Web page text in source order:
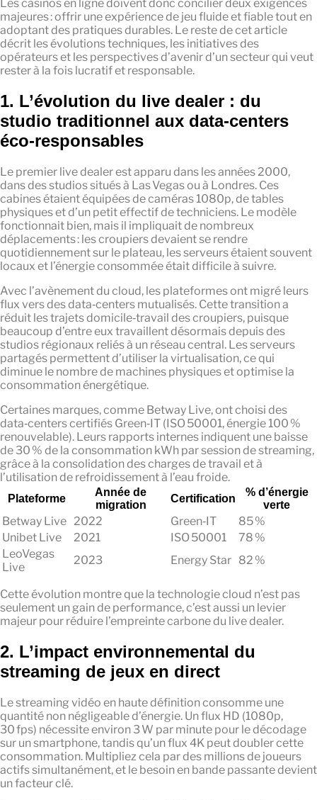
Les casinos en ligne doivent donc concilier deux exigences
majeures : offrir une expérience de jeu fluide et fiable tout en
adoptant des pratiques durables. Le reste de cet article
décrit les évolutions techniques, les initiatives des
opérateurs et les perspectives d’avenir d’un secteur qui veut
rester à la fois lucratif et responsable.
1. L’évolution du live dealer : du
studio traditionnel aux data‑centers
éco‑responsables
Le premier live dealer est apparu dans les années 2000,
dans des studios situés à Las Vegas ou à Londres. Ces
cabines étaient équipées de caméras 1080p, de tables
physiques et d’un petit effectif de techniciens. Le modèle
fonctionnait bien, mais il impliquait de nombreux
déplacements : les croupiers devaient se rendre
quotidiennement sur le plateau, les serveurs étaient souvent
locaux et l’énergie consommée était difficile à suivre.
Avec l’avènement du cloud, les plateformes ont migré leurs
flux vers des data‑centers mutualisés. Cette transition a
réduit les trajets domicile‑travail des croupiers, puisque
beaucoup d’entre eux travaillent désormais depuis des
studios régionaux reliés à un réseau central. Les serveurs
partagés permettent d’utiliser la virtualisation, ce qui
diminue le nombre de machines physiques et optimise la
consommation énergétique.
Certaines marques, comme Betway Live, ont choisi des
data‑centers certifiés Green‑IT (ISO 50001, énergie 100 %
renouvelable). Leurs rapports internes indiquent une baisse
de 30 % de la consommation kWh par session de streaming,
grâce à la consolidation des charges de travail et à
l’utilisation de refroidissement à l’eau froide.
Plateforme
Année de
migration
Certification
% d’énergie
verte
Betway Live 2022 Green‑IT
85 %
Unibet Live
2021 ISO 50001
78 %
LeoVegas
Live
2023 Energy Star 82 %
Cette évolution montre que la technologie cloud n’est pas
seulement un gain de performance, c’est aussi un levier
majeur pour réduire l’empreinte carbone du live dealer.
2. L’impact environnemental du
streaming de jeux en direct
Le streaming vidéo en haute définition consomme une
quantité non négligeable d’énergie. Un flux HD (1080p,
30 fps) nécessite environ 3 W par minute pour le décodage
sur un smartphone, tandis qu’un flux 4K peut doubler cette
consommation. Multipliez cela par des millions de joueurs
actifs simultanément, et le besoin en bande passante devient
un facteur clé.